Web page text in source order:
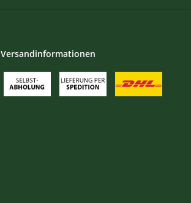
Versandinformationen